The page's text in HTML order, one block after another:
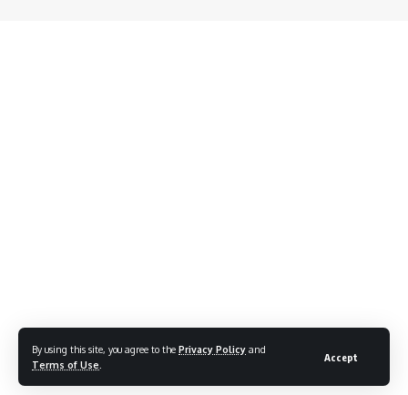
By using this site, you agree to the Privacy Policy and
Terms of Use
Accept